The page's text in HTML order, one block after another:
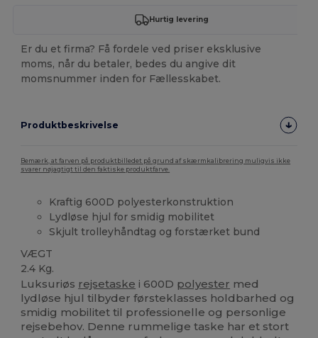
Hurtig levering
Er du et firma? Få fordele ved priser eksklusive
moms, når du betaler, bedes du angive dit
momsnummer inden for Fællesskabet.
Produktbeskrivelse
Bemærk, at farven på produktbilledet på grund af skærmkalibrering muligvis ikke
svarer nøjagtigt til den faktiske produktfarve.
Kraftig 600D polyesterkonstruktion
Lydløse hjul for smidig mobilitet
Skjult trolleyhåndtag og forstærket bund
VÆGT
2.4 Kg.
Luksuriøs rejsetaske i 600D polyester med
lydløse hjul tilbyder førsteklasses holdbarhed og
smidig mobilitet til professionelle og personlige
rejsebehov. Denne rummelige taske har et stort